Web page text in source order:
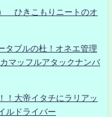
ひきこもりニートのオ
タブルの杜！オネエ管理
マッフルアタックナンバ
！大帝イタチにラリアッ
ルドライバー